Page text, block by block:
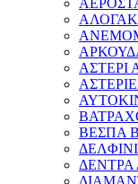
ΑΣΤΕΡΙ
ΒΕΣΠΑ
ΔΕΛΦΙΝΙ
ΔΕΝΤΡΑ